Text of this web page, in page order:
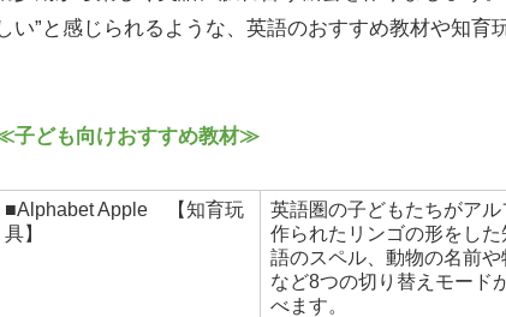
い”と感じられるような、英語のおすすめ教材や知育
子ども向けおすすめ教材≫
■Alphabet Apple 【知育玩
具】
英語圏の子どもたちがア
作られたリンゴの形をし
語のスペル、動物の名前
など8つの切り替えモード
べます。